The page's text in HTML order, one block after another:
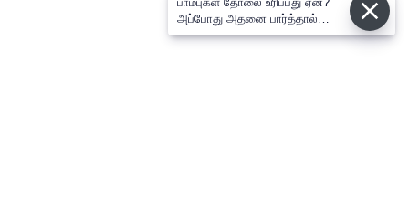
அப்போது அதனை பார்த்தால்
பழிவாங்குமா?